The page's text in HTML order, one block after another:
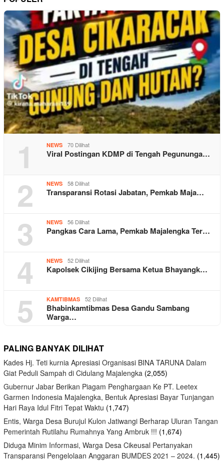
1 NEWS 70 Dilihat
Viral Postingan KDMP di Tengah Pegununga…
2 NEWS 58 Dilihat
Transparansi Rotasi Jabatan, Pemkab Maja…
3 NEWS 56 Dilihat
Pangkas Cara Lama, Pemkab Majalengka Ter…
4 NEWS 52 Dilihat
Kapolsek Cikijing Bersama Ketua Bhayangk…
5 KAMTIBMAS 52 Dilihat
Bhabinkamtibmas Desa Gandu Sambang
Warga…
PALING BANYAK DILIHAT
Kades Hj. Teti kurnia Apresiasi Organisasi BINA TARUNA Dalam
Giat Peduli Sampah di Cidulang Majalengka (2,055)
Gubernur Jabar Berikan Piagam Penghargaan Ke PT. Leetex
Garmen Indonesia Majalengka, Bentuk Apresiasi Bayar Tunjangan
Hari Raya Idul Fitri Tepat Waktu (1,747)
Entis, Warga Desa Burujul Kulon Jatiwangi Berharap Uluran Tangan
Pemerintah Rutilahu Rumahnya Yang Ambruk !!! (1,674)
Diduga Minim Informasi, Warga Desa Cikeusal Pertanyakan
Transparansi Pengelolaan Anggaran BUMDES 2021 – 2024. (1,445)